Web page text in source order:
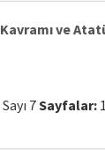
ve
7Sayfalar: